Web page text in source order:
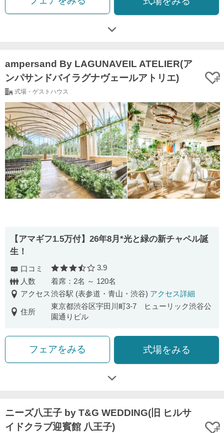
ampersand By LAGUNAVEIL ATELIER(ア
ンパサンドバイラグナヴェールアトリエ)
式場・ゲストハウス
【アマギフ1.5万付】26年8月*光と緑の新チャペル誕
生！
口コミ 口コミ評価
3.9
人数
着席：2名 ～ 120名
アクセス渋谷駅 (表参道・青山・渋谷) アクセス詳細
住所
東京都渋谷区宇田川町3-7 ヒューリック渋谷公
園通りビル
フェアをみる 式場をみる
ニーズ八王子 by T&G WEDDING(旧 ヒルサ
イドクラブ迎賓館 八王子)